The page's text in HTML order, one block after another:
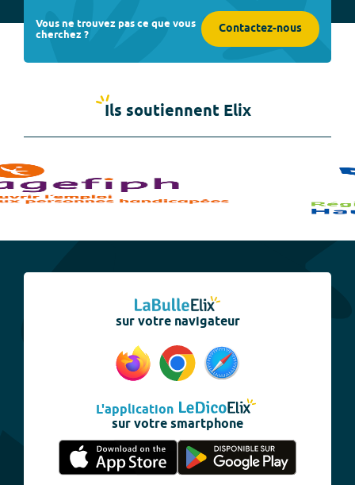
Vous ne trouvez pas ce que vous
cherchez ? Contactez-nous
Ils soutiennent Elix
sur votre navigateur
L'application
sur votre smartphone